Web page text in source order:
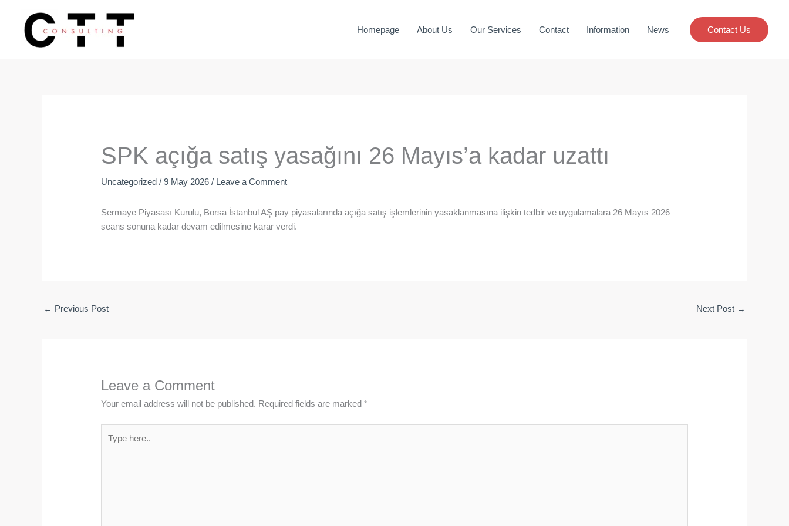
content
Homepage About Us Our Services Contact Information News Contact Us
SPK açığa satış yasağını 26 Mayıs’a kadar uzattı
Uncategorized /9 May 2026/ Leave a Comment
Sermaye Piyasası Kurulu, Borsa İstanbul AŞ pay piyasalarında açığa satış işlemlerinin yasaklanmasına ilişkin tedbir ve uygulamalara 26 Mayıs 2026
seans sonuna kadar devam edilmesine karar verdi.
← Previous Post Next Post →
Leave a Comment
Your email address will not be published. Required fields are marked*
here..